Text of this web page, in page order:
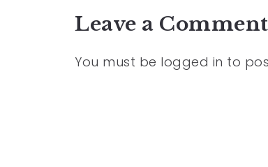
Leave a Comment
You must be logged in to